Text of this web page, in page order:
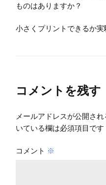
ものはありますか？
小さくプリントできるか実
コメントを残す
メールアドレスが公開され
いている欄は必須項目です
コメント ※